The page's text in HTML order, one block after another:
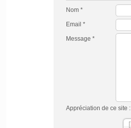
Nom *
Email *
Message *
Appréciation de ce site :